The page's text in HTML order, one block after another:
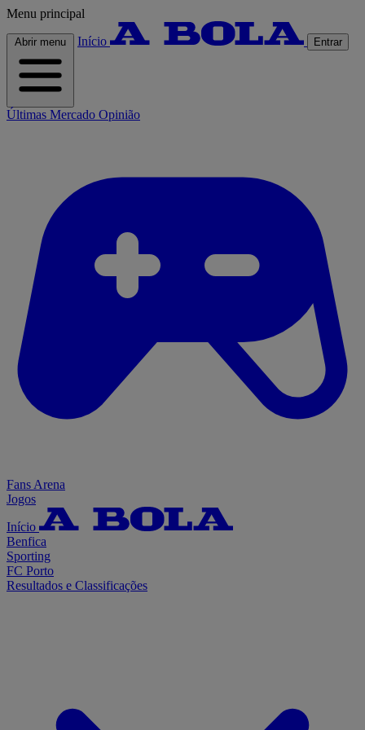
Menu principal
Abrir menu Início Entrar
Últimas Mercado Opinião
Fans Arena
Jogos
Início
Benfica
Sporting
FC Porto
Resultados e Classificações